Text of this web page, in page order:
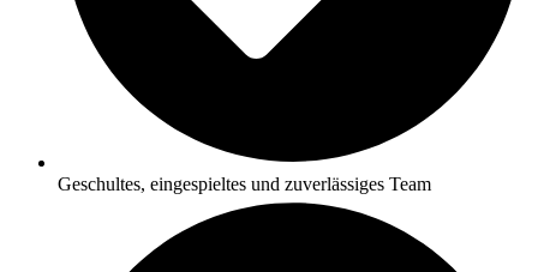
Geschultes, eingespieltes und zuverlässiges Team